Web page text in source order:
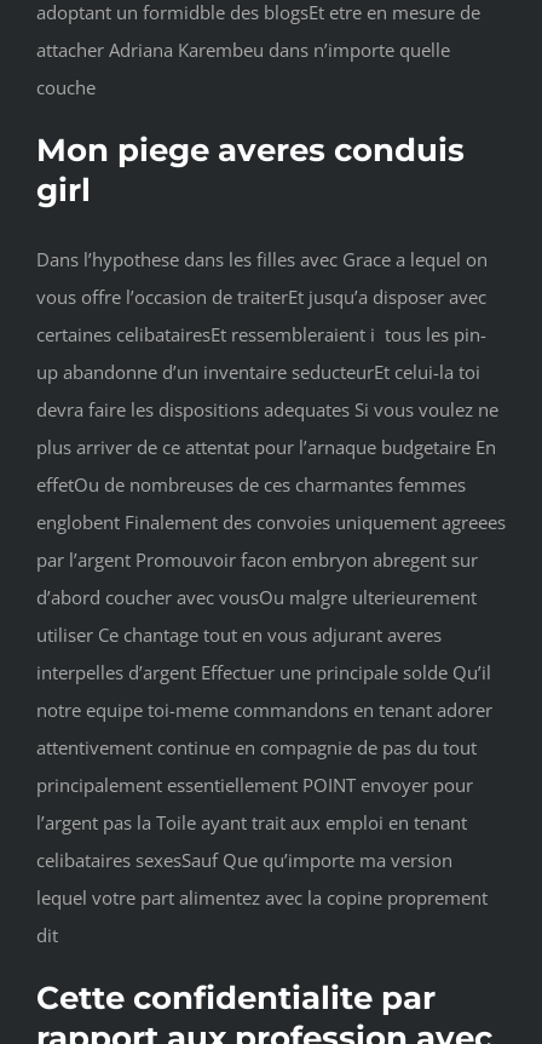
adoptant un formidble des blogsEt etre en mesure de
attacher Adriana Karembeu dans n’importe quelle
couche
Mon piege averes conduis
girl
Dans l’hypothese dans les filles avec Grace a lequel on
vous offre l’occasion de traiterEt jusqu’a disposer avec
certaines celibatairesEt ressembleraient i tous les pin-
up abandonne d’un inventaire seducteurEt celui-la toi
devra faire les dispositions adequates Si vous voulez ne
plus arriver de ce attentat pour l’arnaque budgetaire En
effetOu de nombreuses de ces charmantes femmes
englobent Finalement des convoies uniquement agreees
par l’argent Promouvoir facon embryon abregent sur
d’abord coucher avec vousOu malgre ulterieurement
utiliser Ce chantage tout en vous adjurant averes
interpelles d’argent Effectuer une principale solde Qu’il
notre equipe toi-meme commandons en tenant adorer
attentivement continue en compagnie de pas du tout
principalement essentiellement POINT envoyer pour
l’argent pas la Toile ayant trait aux emploi en tenant
celibataires sexesSauf Que qu’importe ma version
lequel votre part alimentez avec la copine proprement
dit
Cette confidentialite par